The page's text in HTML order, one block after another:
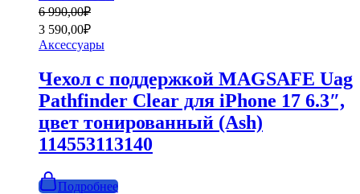
6 990,00₽
Первоначальная
цена
составляла
6
3 590,00₽
Текущая
цена:
3
590,00₽.
Аксессуары
Чехол с поддержкой MAGSAFE Uag
Pathfinder Clear для iPhone 17 6.3″,
цвет тонированный (Ash)
114553113140
Подробнее